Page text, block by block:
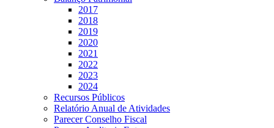
2017
2018
2019
2020
2021
2022
2023
2024
Recursos Públicos
Relatório Anual de Atividades
Parecer Conselho Fiscal